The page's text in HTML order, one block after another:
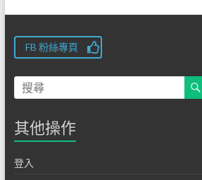
FB 粉絲專頁
其他操作
登入